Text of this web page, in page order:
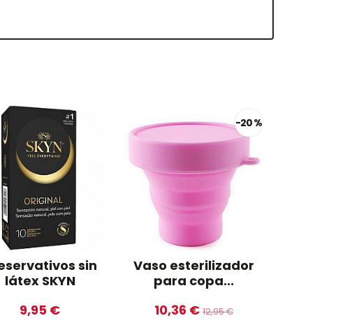
sin
látex SKYN
9,95 €
-20 %
Vaso esterilizador
para copa...
10,36 € 12,95 €